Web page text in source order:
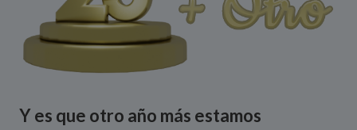
Y es que otro año más estamos